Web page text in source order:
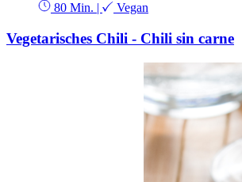
80 Min. | Vegan
Vegetarisches Chili - Chili sin carne